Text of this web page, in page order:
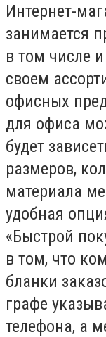
Интернет-
занимается
в том числе
своем
офисных
для офиса
будет
размеров,
материала
удобная
«Быстрой
в том, что
бланки
графе
телефона, а